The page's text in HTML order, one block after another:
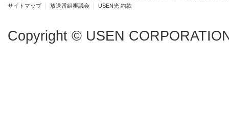
サイトマップ
放送番組審議会 USEN光 約款
Copyright © USEN